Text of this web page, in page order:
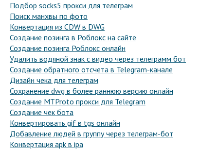
Подбор socks5 прокси для телеграм
Поиск манхвы по фото
Конвертация из CDW в DWG
Создание позинга в Роблокс на сайте
Создание позинга Роблокс онлайн
Удалить водяной знак с видео через телеграмм бот
Создание обратного отсчета в Telegram-канале
Дизайн чека для телеграм
Сохранение dwg в более раннюю версию онлайн
Создание MTProto прокси для Telegram
Создание чек бота
Конвертировать gif в tgs онлайн
Добавление людей в группу через телеграм-бот
Конвертация apk в ipa